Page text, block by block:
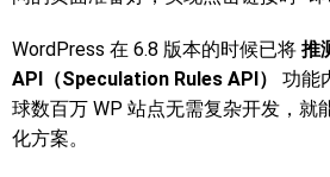
WordPress 在 6.8 版本的时候已将 推
API（Speculation Rules API）
功能
球数百万 WP 站点无需复杂开发，就
化方案。